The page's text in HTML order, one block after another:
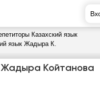
Казахский язык
язык Жадыра К.
Жадыра Койтанова